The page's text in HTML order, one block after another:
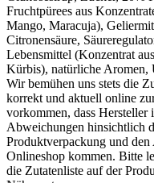
Fruchtpürees aus
Mango, Maracuja),
Citronensäure,
Lebensmittel (Konzentrat
Kürbis), natürliche Aromen,
Wir bemühen uns stets die
korrekt und aktuell online
vorkommen, dass Hersteller
Abweichungen hinsichtlich
Produktverpackung und
Onlineshop kommen. Bitte
die Zutatenliste auf der